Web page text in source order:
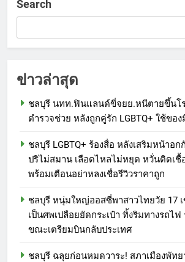
Search
ข่าวล่าสุด
ชลบุรี นทท.ฟินแลนด์ขี่จยย.หนีตายขึ้นโ
ตำรวจช่วย หลังถูกคู่รัก LGBTQ+ ใช้ขอ
ชลบุรี LGBTQ+ ร้องสื่อ หลังเสริมหน้าอ
ปริไม่สมาน เลือดไหลไม่หยุด หวั่นติดเ
พร้อมเตือนอย่าหลงเชื่อรีวิวราคาถูก
ชลบุรี หนุ่มใหญ่ออสซี่พาสาวไทยวัย 17
เป็นศพเปลือยยัดกระเป๋า ทิ้งริมทางรถไ
ขณะเตรียมบินกลับประเทศ
ชลบุรี ฉลุยก่อนหมดวาระ! สภาเมืองพัทย